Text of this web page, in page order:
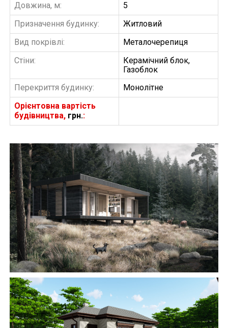
Довжина, м:
5
Призначення будинку:
Житловий
Вид покрівлі:
Металочерепиця
Стіни:
Керамічний блок,
Газоблок
Перекриття будинку:
Монолітне
Орієнтовна вартість
будівництва, грн.:
БУДІВНИЦТВО БУДИНКІВ
З
АББ”ТВІЙ ПРОЕКТ”
Замовити будівництво